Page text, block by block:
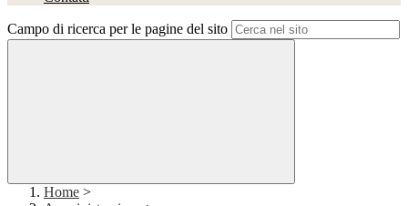
Campo di ricerca per le pagine del sito
Home >